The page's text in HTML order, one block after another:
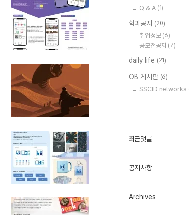
Q & A (1)
학과공지 (20)
취업정보 (6)
공모전공지 (7)
daily life (21)
OB 게시판 (6)
SSCID networks
최근댓글
공지사항
Archives